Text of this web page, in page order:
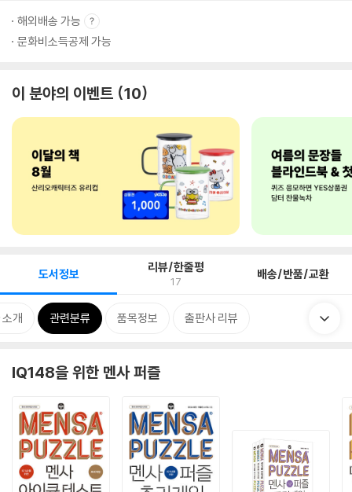
해외배송 가능
문화비소득공제 가능
이 분야의 이벤트 10
도서정보 리뷰/한줄평
17 배송/반품/교환
개 관련분류 품목정보 출판사 리뷰
IQ148을 위한 멘사 퍼즐